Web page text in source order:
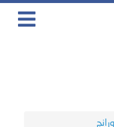
اورانج